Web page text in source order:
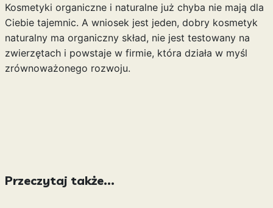
Kosmetyki organiczne i naturalne już chyba nie mają dla
Ciebie tajemnic. A wniosek jest jeden, dobry kosmetyk
naturalny ma organiczny skład, nie jest testowany na
zwierzętach i powstaje w firmie, która działa w myśl
zrównoważonego rozwoju.
Przeczytaj także...